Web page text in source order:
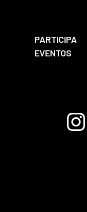
PARTICIPA
EVENTOS